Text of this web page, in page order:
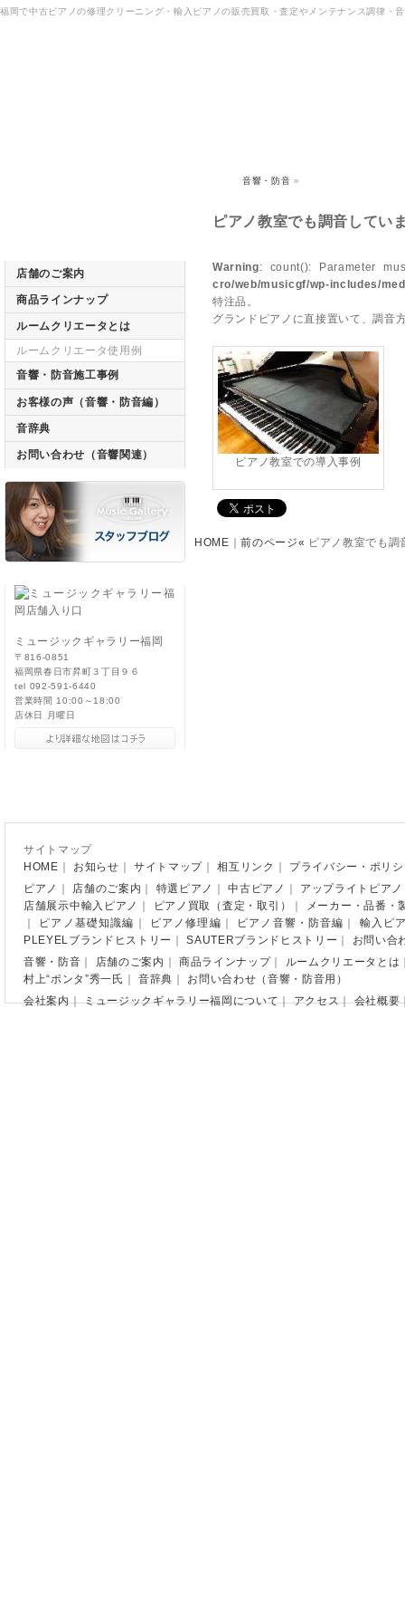
福岡で中古ピアノの修理クリーニング・輸入ピアノの販売買取・査定やメンテナンス調律
音響・防音 »
ピアノ教室でも調音してい
Warning: count(): Parameter
cro/web/musicgf/wp-includes/
特注品。
グランドピアノに直接置いて、調音
ピアノ教室での導入事例
HOME ｜前のページ« ピアノ教室でも
店舗のご案内
商品ラインナップ
ルームクリエータとは
ルームクリエータ使用例
音響・防音施工事例
お客様の声（音響・防音編）
音辞典
お問い合わせ（音響関連）
ミュージックギャラリー福岡
〒816-0851
福岡県春日市昇町３丁目９６
tel 092-591-6440
営業時間 10:00～18:00
店休日 月曜日
サイトマップ
HOME
お知らせ ｜サイトマップ ｜相互リンク
プライバシー・ポリ
ピアノ
店舗のご案内 特選ピアノ ｜中古ピアノ アップライトピアノ
店舗展示中輸入ピアノ
ピアノ買取（査定・取引）
メーカー・品番・
ピアノ基礎知識編 ピアノ修理編 ピアノ音響・防音編
輸入ピ
PLEYELブランドヒストリー
｜SAUTERブランドヒストリー
お問い合
音響・防音
店舗のご案内 ｜商品ラインナップ｜ ルームクリエータとは
村上“ポンタ”秀一氏
｜音辞典
お問い合わせ（音響・防音用）
会社案内｜ミュージックギャラリー福岡について｜アクセス｜会社概要